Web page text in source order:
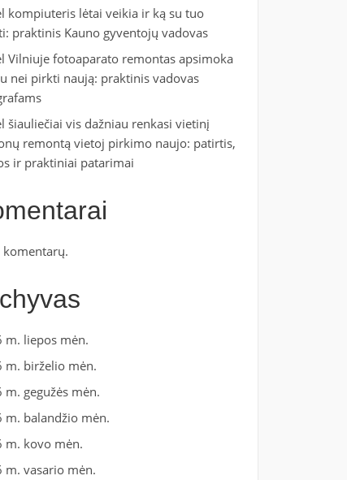
kompiuteris lėtai veikia ir ką su tuo
praktinis Kauno gyventojų vadovas
Vilniuje fotoaparato remontas apsimoka
nei pirkti naują: praktinis vadovas
šiauliečiai vis dažniau renkasi vietinį
remontą vietoj pirkimo naujo: patirtis,
ir praktiniai patarimai
komentarų.
m. liepos mėn.
m. birželio mėn.
m. gegužės mėn.
m. balandžio mėn.
m. kovo mėn.
m. vasario mėn.